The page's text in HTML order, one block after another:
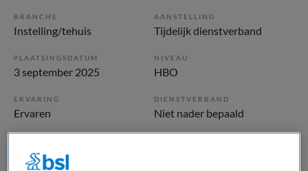
BRANCHE
Instelling/tehuis
AANSTELLING
Tijdelijk dienstverband
PLAATSINGSDATUM
3 september 2025
NIVEAU
HBO
ERVARING
Ervaren
DIENSTVERBAND
Niet nader bepaald
Vacature niet beschikbaar